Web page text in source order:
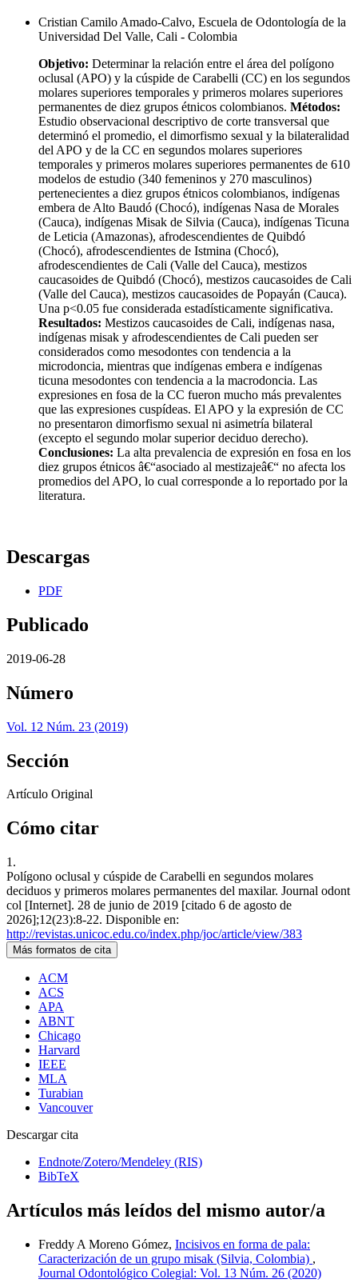
Cristian Camilo Amado-Calvo, Escuela de Odontologí­a de la
Universidad Del Valle, Cali - Colombia
Objetivo: Determinar la relación entre el área del polí­gono
oclusal (APO) y la cúspide de Carabelli (CC) en los segundos
molares superiores temporales y primeros molares superiores
permanentes de diez grupos étnicos colombianos. Métodos:
Estudio observacional descriptivo de corte transversal que
determinó el promedio, el dimorfismo sexual y la bilateralidad
del APO y de la CC en segundos molares superiores
temporales y primeros molares superiores permanentes de 610
modelos de estudio (340 femeninos y 270 masculinos)
pertenecientes a diez grupos étnicos colombianos, indí­genas
embera de Alto Baudó (Chocó), indí­genas Nasa de Morales
(Cauca), indí­genas Misak de Silvia (Cauca), indí­genas Ticuna
de Leticia (Amazonas), afrodescendientes de Quibdó
(Chocó), afrodescendientes de Istmina (Chocó),
afrodescendientes de Cali (Valle del Cauca), mestizos
caucasoides de Quibdó (Chocó), mestizos caucasoides de Cali
(Valle del Cauca), mestizos caucasoides de Popayán (Cauca).
Una p<0.05 fue considerada estadí­sticamente significativa.
Resultados: Mestizos caucasoides de Cali, indí­genas nasa,
indí­genas misak y afrodescendientes de Cali pueden ser
considerados como mesodontes con tendencia a la
microdoncia, mientras que indí­genas embera e indí­genas
ticuna mesodontes con tendencia a la macrodoncia. Las
expresiones en fosa de la CC fueron mucho más prevalentes
que las expresiones cuspí­deas. El APO y la expresión de CC
no presentaron dimorfismo sexual ni asimetrí­a bilateral
(excepto el segundo molar superior deciduo derecho).
Conclusiones: La alta prevalencia de expresión en fosa en los
diez grupos étnicos â€“asociado al mestizajeâ€“ no afecta los
promedios del APO, lo cual corresponde a lo reportado por la
literatura.
Descargas
PDF
Publicado
2019-06-28
Número
Vol. 12 Núm. 23 (2019)
Sección
Artí­culo Original
Cómo citar
1.
Polí­gono oclusal y cúspide de Carabelli en segundos molares
deciduos y primeros molares permanentes del maxilar. Journal odont
col [Internet]. 28 de junio de 2019 [citado 6 de agosto de
2026];12(23):8-22. Disponible en:
http://revistas.unicoc.edu.co/index.php/joc/article/view/383
Más formatos de cita
ACM
ACS
APA
ABNT
Chicago
Harvard
IEEE
MLA
Turabian
Vancouver
Descargar cita
Endnote/Zotero/Mendeley (RIS)
BibTeX
Artículos más leídos del mismo autor/a
Freddy A Moreno Gómez, Incisivos en forma de pala:
Caracterización de un grupo misak (Silvia, Colombia) ,
Journal Odontológico Colegial: Vol. 13 Núm. 26 (2020)